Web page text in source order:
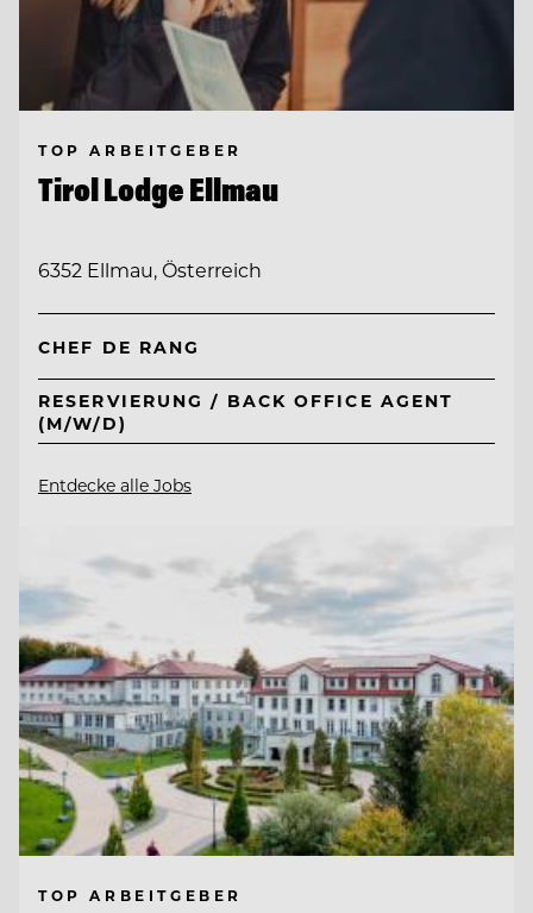
TOP ARBEITGEBER
Tirol Lodge Ellmau
6352 Ellmau, Österreich
CHEF DE RANG
RESERVIERUNG / BACK OFFICE AGENT
(M/W/D)
Entdecke alle Jobs
TOP ARBEITGEBER